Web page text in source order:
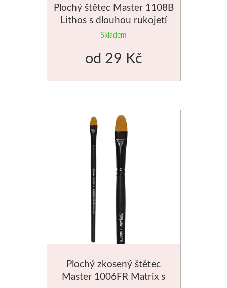
Plochý štětec Master 1108B
Lithos s dlouhou rukojetí
Skladem
od 29 Kč
Plochý zkosený štětec
Master 1006FR Matrix s